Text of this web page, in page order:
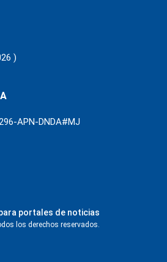
)
APN-DNDA#MJ
portales de noticias
los derechos reservados.